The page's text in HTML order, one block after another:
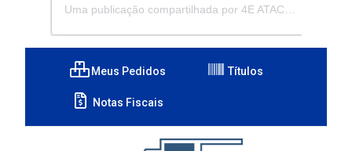
Meus Pedidos Títulos
Notas Fiscais